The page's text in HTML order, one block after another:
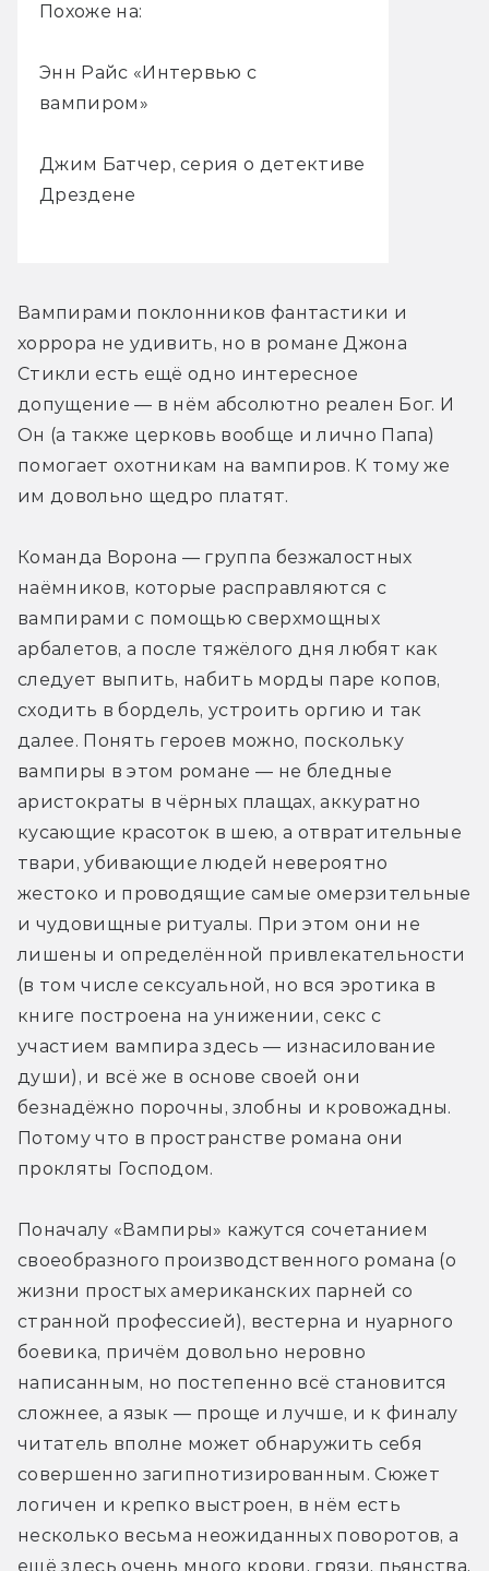
Похоже на:
Энн Райс «Интервью с
вампиром»
Джим Батчер, серия о детективе
Дрездене
Вампирами поклонников фантастики и
хоррора не удивить, но в романе Джона
Стикли есть ещё одно интересное
допущение — в нём абсолютно реален Бог. И
Он (а также церковь вообще и лично Папа)
помогает охотникам на вампиров. К тому же
им довольно щедро платят.
Команда Ворона — группа безжалостных
наёмников, которые расправляются с
вампирами с помощью сверхмощных
арбалетов, а после тяжёлого дня любят как
следует выпить, набить морды паре копов,
сходить в бордель, устроить оргию и так
далее. Понять героев можно, поскольку
вампиры в этом романе — не бледные
аристократы в чёрных плащах, аккуратно
кусающие красоток в шею, а отвратительные
твари, убивающие людей невероятно
жестоко и проводящие самые омерзительные
и чудовищные ритуалы. При этом они не
лишены и определённой привлекательности
(в том числе сексуальной, но вся эротика в
книге построена на унижении, секс с
участием вампира здесь — изнасилование
души), и всё же в основе своей они
безнадёжно порочны, злобны и кровожадны.
Потому что в пространстве романа они
прокляты Господом.
Поначалу «Вампиры» кажутся сочетанием
своеобразного производственного романа (о
жизни простых американских парней со
странной профессией), вестерна и нуарного
боевика, причём довольно неровно
написанным, но постепенно всё становится
сложнее, а язык — проще и лучше, и к финалу
читатель вполне может обнаружить себя
совершенно загипнотизированным. Сюжет
логичен и крепко выстроен, в нём есть
несколько весьма неожиданных поворотов, а
ещё здесь очень много крови, грязи, пьянства,